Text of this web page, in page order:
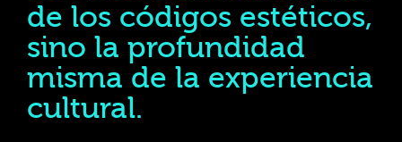
de los códigos estéticos,
sino la profundidad
misma de la experiencia
cultural.